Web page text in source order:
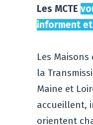
Les MCTE
informent
Les
la
Maine et
accueillent,
orientent